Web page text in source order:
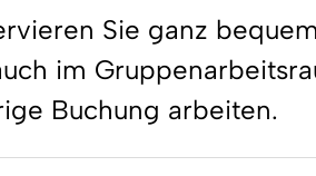
Sie ganz
im
Buchung arbeiten.